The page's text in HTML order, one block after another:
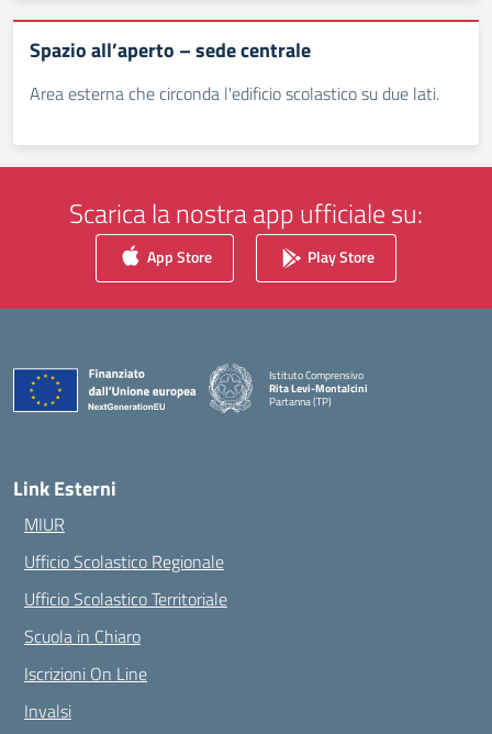
Spazio all’aperto – sede centrale
Area esterna che circonda l'edificio scolastico su due lati.
Scarica la nostra app ufficiale su:
App Store Play Store
Istituto Comprensivo
Rita Levi-Montalcini
Partanna (TP)
Link Esterni
MIUR
Ufficio Scolastico Regionale
Ufficio Scolastico Territoriale
Scuola in Chiaro
Iscrizioni On Line
Invalsi